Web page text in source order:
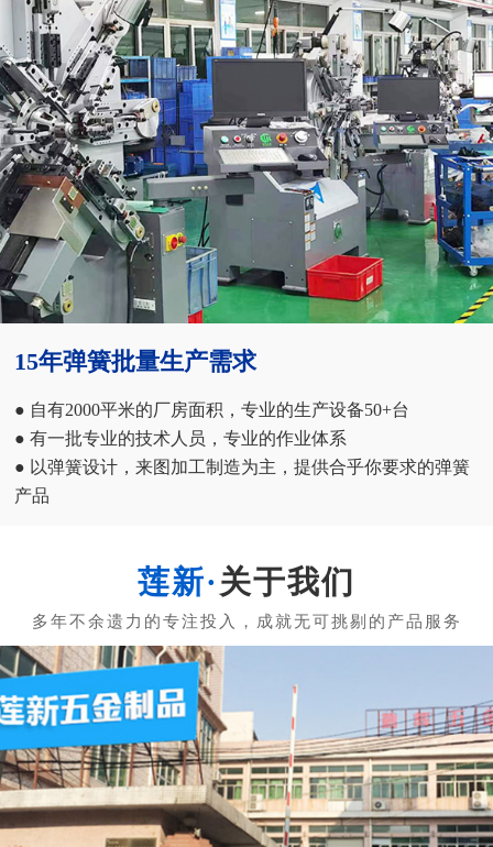
15年弹簧批量生产需求
● 自有2000平米的厂房面积，专业的生产设备50+台
● 有一批专业的技术人员，专业的作业体系
● 以弹簧设计，来图加工制造为主，提供合乎你要求的弹簧
产品
关于我们